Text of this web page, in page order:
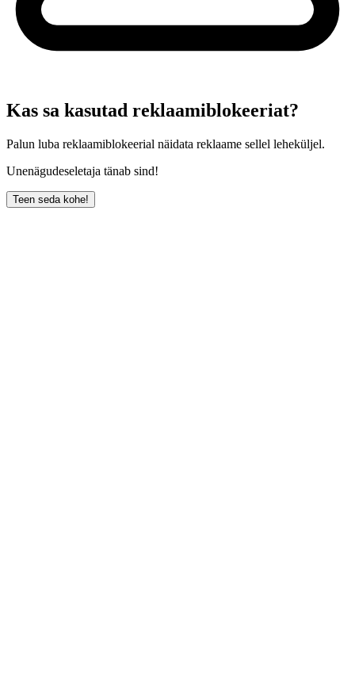
Kas sa kasutad reklaamiblokeeriat?
Palun luba reklaamiblokeerial näidata reklaame sellel leheküljel.
Unenägudeseletaja tänab sind!
Teen seda kohe!